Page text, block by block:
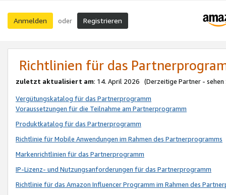
Anmelden oder Registrieren
Richtlinien für das
zuletzt aktualisiert am: 14. April 2026 (Derzeitige Partner - sehen
Vergütungskatalog für das Partnerprogramm
Voraussetzungen für die Teilnahme am Partnerprogramm
Produktkatalog für das Partnerprogramm
Richtlinie für Mobile Anwendungen im Rahmen des Partnerprogramms
Markenrichtlinien für das Partnerprogramm
IP-Lizenz- und Nutzungsanforderungen für das Partnerprogramm
Richtlinie für das Amazon Influencer Programm im Rahmen des